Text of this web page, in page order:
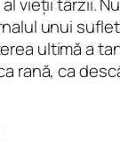
vieții târzii.
unui
ultimă a
rană, ca